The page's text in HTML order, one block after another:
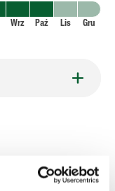
Wrz Paź Lis Gru